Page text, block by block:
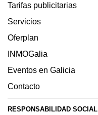
Tarifas publicitarias
Servicios
Oferplan
INMOGalia
Eventos en Galicia
Contacto
RESPONSABILIDAD SOCIAL